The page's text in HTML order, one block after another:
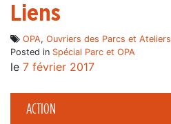
ACTION
Liens
OPA, Ouvriers des Parcs et Ateliers
Posted in Spécial Parc et OPA
le 7 février 2017